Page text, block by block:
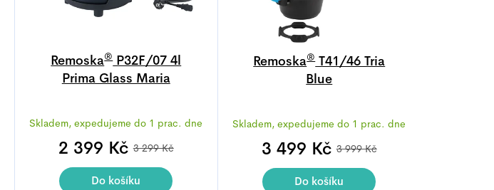
Remoska®P32F/07 4l
Prima Glass Maria
hodnocení
produktu
4,9
Skladem, expedujeme do 1 prac. dne
2 399 Kč 3 299 Kč
Do košíku
Remoska®T41/46 Tria
Blue
hodnocení
produktu
4,8
Skladem, expedujeme do 1 prac. dne
3 499 Kč 3 999 Kč
Do košíku